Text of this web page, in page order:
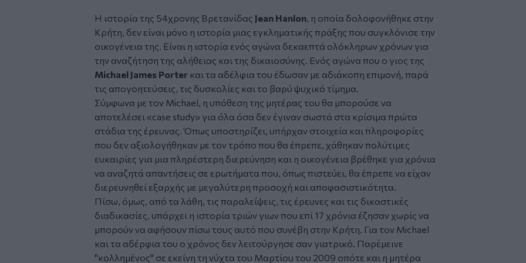
Η ιστορία της 54χρονης Βρετανίδας Jean Hanlon, η οποία δολοφονήθηκε στην
Κρήτη, δεν είναι μόνο η ιστορία μιας εγκληματικής πράξης που συγκλόνισε την
οικογένεια της. Είναι η ιστορία ενός αγώνα δεκαεπτά ολόκληρων χρόνων για
την αναζήτηση της αλήθειας και της δικαιοσύνης. Ενός αγώνα που ο γιος της
Michael James Porter και τα αδέλφια του έδωσαν με αδιάκοπη επιμονή, παρά
τις απογοητεύσεις, τις δυσκολίες και το βαρύ ψυχικό τίμημα.
Σύμφωνα με τον Michael, η υπόθεση της μητέρας του θα μπορούσε να
αποτελέσει «case study» για όλα όσα δεν έγιναν σωστά στα κρίσιμα πρώτα
στάδια της έρευνας. Όπως υποστηρίζει, υπήρχαν στοιχεία και πληροφορίες
που δεν αξιολογήθηκαν με τον τρόπο που θα έπρεπε, χάθηκαν πολύτιμες
ευκαιρίες για μια πληρέστερη διερεύνηση και η οικογένεια βρέθηκε για χρόνια
να αναζητά απαντήσεις σε ερωτήματα που, όπως πιστεύει, θα έπρεπε να είχαν
διερευνηθεί εξαρχής με μεγαλύτερη προσοχή και αποφασιστικότητα.
Πίσω, όμως, από τα λάθη, τις παραλείψεις, τις έρευνες και τις δικαστικές
διαδικασίες, υπάρχει η ιστορία τριών γιων που επί 17 χρόνια έζησαν χωρίς να
μπορούν να αφήσουν πίσω τους αυτό που συνέβη στην Κρήτη. Για τον Michael
και τα αδέρφια του ο χρόνος δεν λειτούργησε σαν γιατρικό. Παρέμεινε
"κολλημένος" σε εκείνη τη νύχτα του Μαρτίου του 2009 οπότε και η μητέρα